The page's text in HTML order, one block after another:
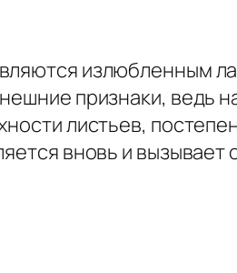
излюбленным
признаки, ведь
листьев,
вновь и вызывает